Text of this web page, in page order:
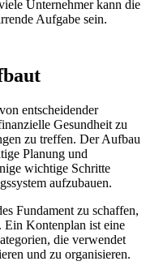
Unternehmer kann die
Aufgabe sein.
entscheidender
Gesundheit zu
zu treffen. Der Aufbau
Planung und
wichtige Schritte
aufzubauen.
Fundament zu schaffen,
Kontenplan ist eine
die verwendet
und zu organisieren.